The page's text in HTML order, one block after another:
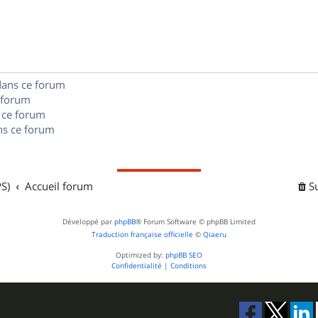
e
ce forum
forum
ce forum
Accueil forum
Développé par phpBB® Forum Software © phpBB Limited
Traduction française officielle © Qiaeru
Optimized by: phpBB SEO
Confidentialité | Conditions